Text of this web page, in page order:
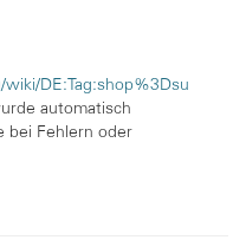
DE:Tag:shop%3Dsu
automatisch
bei Fehlern oder